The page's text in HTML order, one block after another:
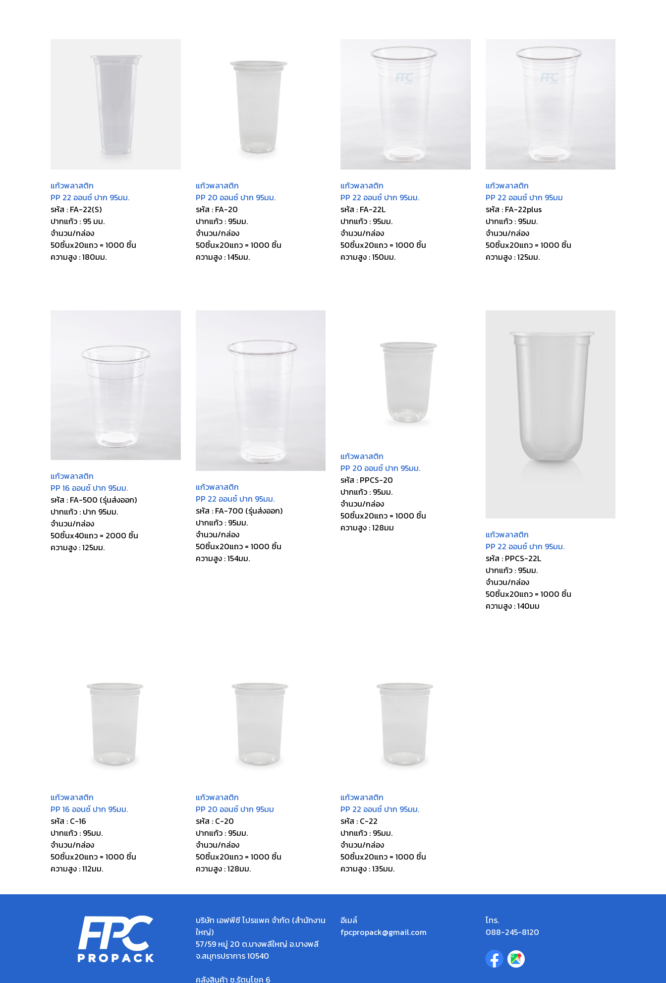
แก้วพลาสติก
PP 22 ออนซ์ ปาก 95มม.
รหัส : FA-22(S)
ปากแก้ว : 95 มม.
จำนวน/กล่อง
50ชิ้นx20แถว = 1000 ชิ้น
ความสูง : 180มม.
แก้วพลาสติก
PP 20 ออนซ์ ปาก 95มม.
รหัส : FA-20
ปากแก้ว : 95มม.
จำนวน/กล่อง
50ชิ้นx20แถว = 1000 ชิ้น
ความสูง : 145มม.
แก้วพลาสติก
PP 22 ออนซ์ ปาก 95มม.
รหัส : FA-22L
ปากแก้ว : 95มม.
จำนวน/กล่อง
50ชิ้นx20แถว = 1000 ชิ้น
ความสูง : 150มม.
แก้วพลาสติก
PP 22 ออนซ์ ปาก 95มม
รหัส : FA-22plus
ปากแก้ว : 95มม.
จำนวน/กล่อง
50ชิ้นx20แถว = 1000 ชิ้น
ความสูง : 125มม.
แก้วพลาสติก
PP 16 ออนซ์ ปาก 95มม.
รหัส : FA-500 (รุ่นส่งออก)
ปากแก้ว : ปาก 95มม.
จำนวน/กล่อง
50ชิ้นx40แถว = 2000 ชิ้น
ความสูง : 125มม.
แก้วพลาสติก
PP 22 ออนซ์ ปาก 95มม.
รหัส : FA-700 (รุ่นส่งออก)
ปากแก้ว : 95มม.
จำนวน/กล่อง
50ชิ้นx20แถว = 1000 ชิ้น
ความสูง : 154มม.
แก้วพลาสติก
PP 20 ออนซ์ ปาก 95มม.
รหัส : PPCS-20
ปากแก้ว : 95มม.
จำนวน/กล่อง
50ชิ้นx20แถว = 1000 ชิ้น
ความสูง : 128มม
แก้วพลาสติก
PP 22 ออนซ์ ปาก 95มม.
รหัส : PPCS-22L
ปากแก้ว : 95มม.
จำนวน/กล่อง
50ชิ้นx20แถว = 1000 ชิ้น
ความสูง : 140มม
แก้วพลาสติก
PP 16 ออนซ์ ปาก 95มม.
รหัส : C-16
ปากแก้ว : 95มม.
จำนวน/กล่อง
50ชิ้นx20แถว = 1000 ชิ้น
ความสูง : 112มม.
แก้วพลาสติก
PP 20 ออนซ์ ปาก 95มม
รหัส : C-20
ปากแก้ว : 95มม.
จำนวน/กล่อง
50ชิ้นx20แถว = 1000 ชิ้น
ความสูง : 128มม.
แก้วพลาสติก
PP 22 ออนซ์ ปาก 95มม.
รหัส : C-22
ปากแก้ว : 95มม.
จำนวน/กล่อง
50ชิ้นx20แถว = 1000 ชิ้น
ความสูง : 135มม.
บริษัท เอฟพีซี โปรแพค จำกัด (สำนักงาน
ใหญ่)
57/59 หมู่ 20 ต.บางพลีใหญ่ อ.บางพลี
จ.สมุทรปราการ 10540
คลังสินค้า ซ.รัตนโชค 6
อีเมล์
fpcpropack@gmail.com
โทร.
088-245-8120